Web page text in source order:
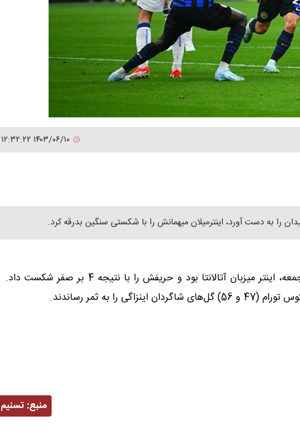
را به دست آورد، اینترمیلان میهمانش را با شکستی سنگین بدرقه کرد.
در چارچوب هفته سوم سری A ایتالیا از ساعت 22:15 جمعه، اینتر میزبان آتالانتا بود و حریفش را با نتیجه 4 بر صفر شکست داد.
منبع: تسنیم